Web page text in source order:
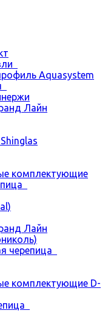
Aquasystem
Лайн
комплектующие
Лайн
черепица
комплектующие D-